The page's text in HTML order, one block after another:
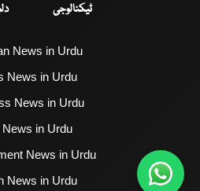
ٹیکنالوجی
News in Urdu
News in Urdu
News in Urdu
News in Urdu
News in Urdu
News in Urdu